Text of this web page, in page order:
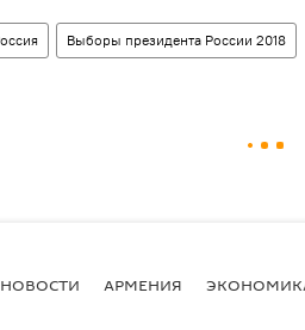
Выборы президента России 2018
НОВОСТИ АРМЕНИЯ